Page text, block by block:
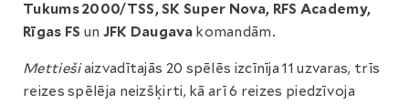
Tukums 2000/TSS, SK Super Nova, RFS Academy,
Rīgas FS un JFK Daugavakomandām.
Mettiešiaizvadītajās 20 spēlēs izcīnīja 11 uzvaras, trīs
reizes spēlēja neizšķirti, kā arī 6 reizes piedzīvoja